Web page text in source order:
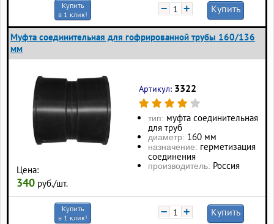
Купить
в 1 клик!
− + Купить
Муфта соединительная для гофрированной трубы 160/136
мм
Цена:
340 руб./шт.
Артикул: 3322
тип: муфта соединительная
для труб
диаметр: 160 мм
назначение: герметизация
соединения
производитель: Россия
Купить
в 1 клик!
− + Купить